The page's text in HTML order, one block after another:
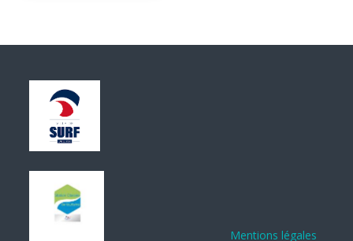
Mentions légales